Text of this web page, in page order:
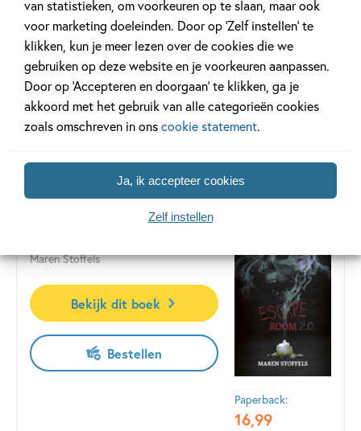
van statistieken, om voorkeuren op te slaan, maar ook
voor marketing doeleinden. Door op ‘Zelf instellen’ te
klikken, kun je meer lezen over de cookies die we
gebruiken op deze website en je voorkeuren aanpassen.
Door op ‘Accepteren en doorgaan’ te klikken, ga je
akkoord met het gebruik van alle categorieën cookies
zoals omschreven in onscookie statement.
Ja, ik accepteer cookies
Zelf instellen
De plek voor jou,
zodat anderen veilig zijn.
Vesper stapt aan boord van een luxe cruiseschip. Ze denkt
dat ze op vakantie gaat, maar niets is minder waar. Ze is
opgegeven voor No Exit, een heropvoedprogramma voor
pesters, ver weg van de buitenwereld. Al snel komt Vesper
levensgevaar, samen met alle anderen aan boord. En dan is
er nog die ene medegevangene, die beweert dat ze
onschuldig is. Vesper moet ontsnappen, maar hoe moet dat
Paperback:
16,99
Maren Stoffels
Bekijk dit boek
Bestellen